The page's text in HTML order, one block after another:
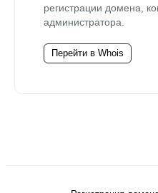
регистрации домена,
администратора.
Перейти в Whois